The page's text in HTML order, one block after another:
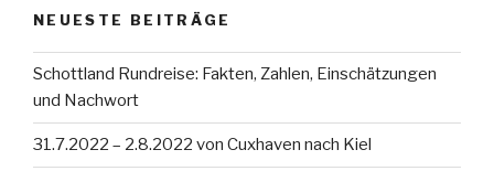
NEUESTE BEITRÄGE
Schottland Rundreise: Fakten, Zahlen, Einschätzungen
und Nachwort
31.7.2022 – 2.8.2022 von Cuxhaven nach Kiel